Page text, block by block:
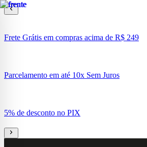
Frete Grátis em compras acima de R$ 249
Parcelamento em até 10x Sem Juros
5% de desconto no PIX